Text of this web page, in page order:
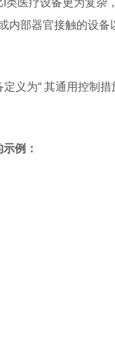
I类医疗设备更为复
内部器官接触的设备
定义为“ 其通用控制
示例：